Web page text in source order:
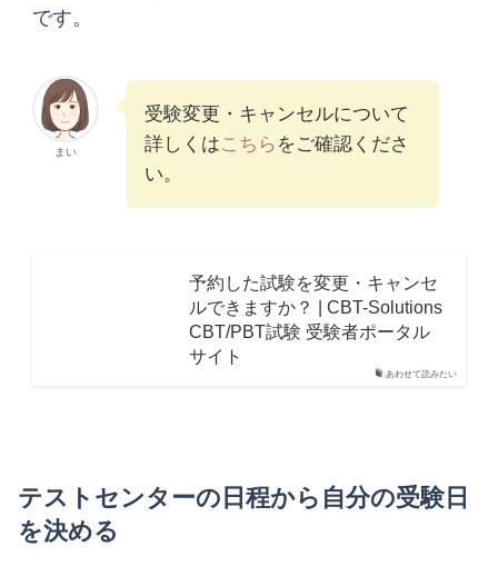
です。
まい
受験変更・キャンセルについて
詳しくはこちら をご確認くださ
い。
あわせて読みたい
予約した試験を変更・キャンセ
ルできますか？ | CBT-Solutions
CBT/PBT試験 受験者ポータル
サイト
テストセンターの日程から自分の受験日
を決める